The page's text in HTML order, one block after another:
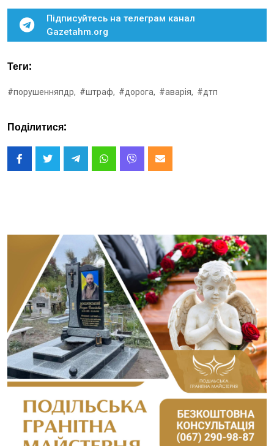
Підписуйтесь на телеграм канал
Gazetahm.org
Теги:
#порушенняпдр, #штраф, #дорога, #аварія, #дтп
Поділитися: